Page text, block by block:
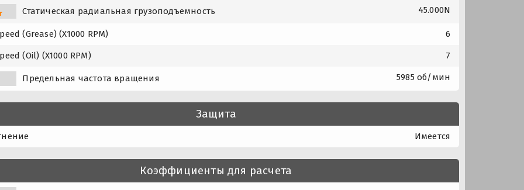
Статическая радиальная грузоподъемность 45.000N
(Grease) (X1000 RPM) 6
(Oil) (X1000 RPM) 7
Предельная частота вращения 5985 об/мин
Защита
Имеется
Коэффициенты для расчета